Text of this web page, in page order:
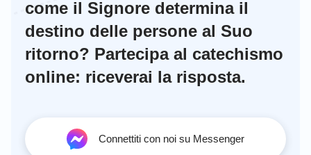
come il Signore determina il
destino delle persone al Suo
ritorno? Partecipa al catechismo
online: riceverai la risposta.
Connettiti con noi su Messenger